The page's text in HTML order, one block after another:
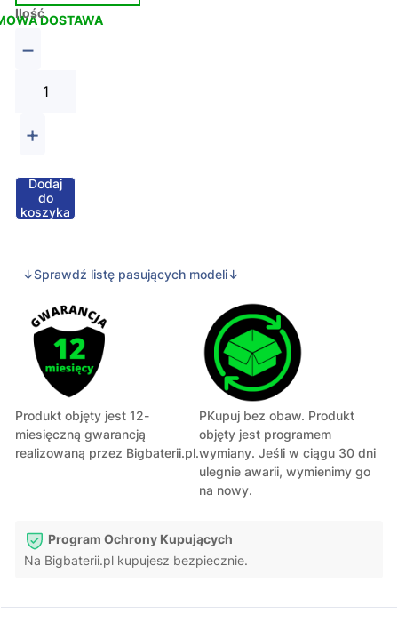
DOSTAWA
Ilość
−
+
Dodaj
do
koszyka
↓Sprawdź listę pasujących modeli↓
Produkt objęty jest 12-
miesięczną gwarancją
realizowaną przez Bigbaterii.pl.
PKupuj bez obaw. Produkt
objęty jest programem
wymiany. Jeśli w ciągu 30 dni
ulegnie awarii, wymienimy go
na nowy.
Program Ochrony Kupujących
Na Bigbaterii.pl kupujesz bezpiecznie.